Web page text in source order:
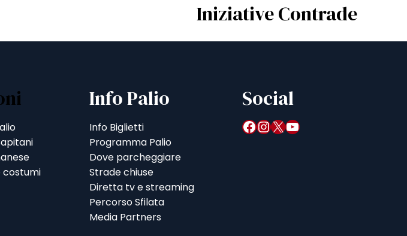
Iniziative Contrade
costumi
Info Palio
Info Biglietti
Programma Palio
Dove parcheggiare
Strade chiuse
Diretta tv e streaming
Percorso Sfilata
Media Partners
Social
Facebook InstagramX YouTube